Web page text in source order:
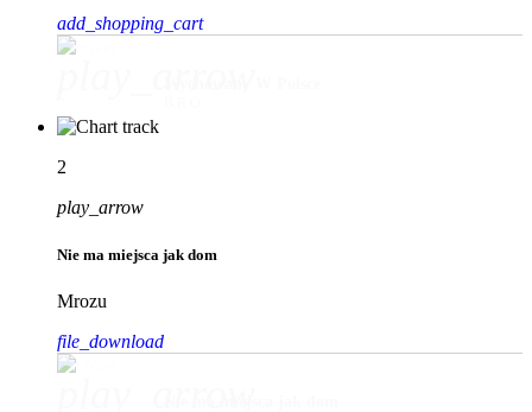
add_shopping_cart
2
play_arrow
Nie ma miejsca jak dom
Mrozu
file_download